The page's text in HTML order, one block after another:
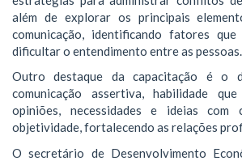
além de explorar os principais
comunicação, identificando fatores
dificultar o entendimento entre as pessoas.
Outro destaque da capacitação é o
comunicação assertiva, habilidade
opiniões, necessidades e ideias com
objetividade, fortalecendo as relações
O secretário de Desenvolvimento